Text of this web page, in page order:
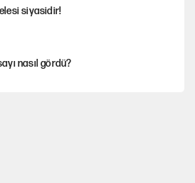
siyasidir!
nasıl gördü?